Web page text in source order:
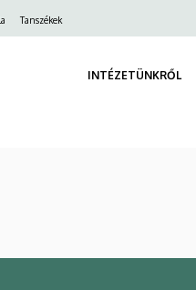
Tanszékek
INTÉZETÜNKRŐL